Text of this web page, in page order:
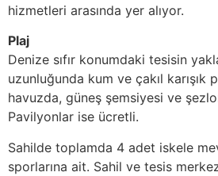
hizmetleri arasında yer alıyor.
Plaj
Denize sıfır konumdaki tesisin
uzunluğunda kum ve çakıl karışık
havuzda, güneş şemsiyesi ve
Pavilyonlar ise ücretli.
Sahilde toplamda 4 adet iskele
sporlarına ait. Sahil ve tesis